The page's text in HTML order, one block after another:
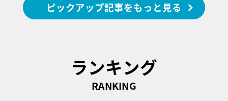
ピックアップ記事をもっと見る
ランキング
RANKING